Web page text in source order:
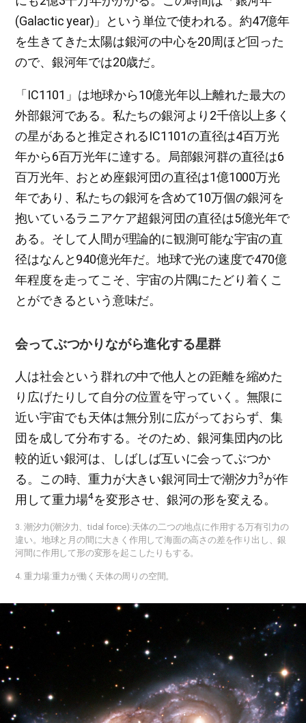
(Galactic year)」という単位で使われる。約47億年
を生きてきた太陽は銀河の中心を20周ほど回った
ので、銀河年では20歳だ。
「IC1101」は地球から10億光年以上離れた最大の
外部銀河である。私たちの銀河より2千倍以上多く
の星があると推定されるIC1101の直径は4百万光
年から6百万光年に達する。局部銀河群の直径は6
百万光年、おとめ座銀河団の直径は1億1000万光
年であり、私たちの銀河を含めて10万個の銀河を
抱いているラニアケア超銀河団の直径は5億光年で
ある。そして人間が理論的に観測可能な宇宙の直
径はなんと940億光年だ。地球で光の速度で470億
年程度を走ってこそ、宇宙の片隅にたどり着くこ
とができるという意味だ。
会ってぶつかりながら進化する星群
人は社会という群れの中で他人との距離を縮めた
り広げたりして自分の位置を守っていく。無限に
近い宇宙でも天体は無分別に広がっておらず、集
団を成して分布する。そのため、銀河集団内の比
較的近い銀河は、しばしば互いに会ってぶつか
る。この時、重力が大きい銀河同士で潮汐力3が作
用して重力場4を変形させ、銀河の形を変える。
3. 潮汐力(潮汐力、tidal force):天体の二つの地点に作用する万有引力の
違い。地球と月の間に大きく作用して海面の高さの差を作り出し、銀
河間に作用して形の変形を起こしたりもする。
4. 重力場:重力が働く天体の周りの空間。